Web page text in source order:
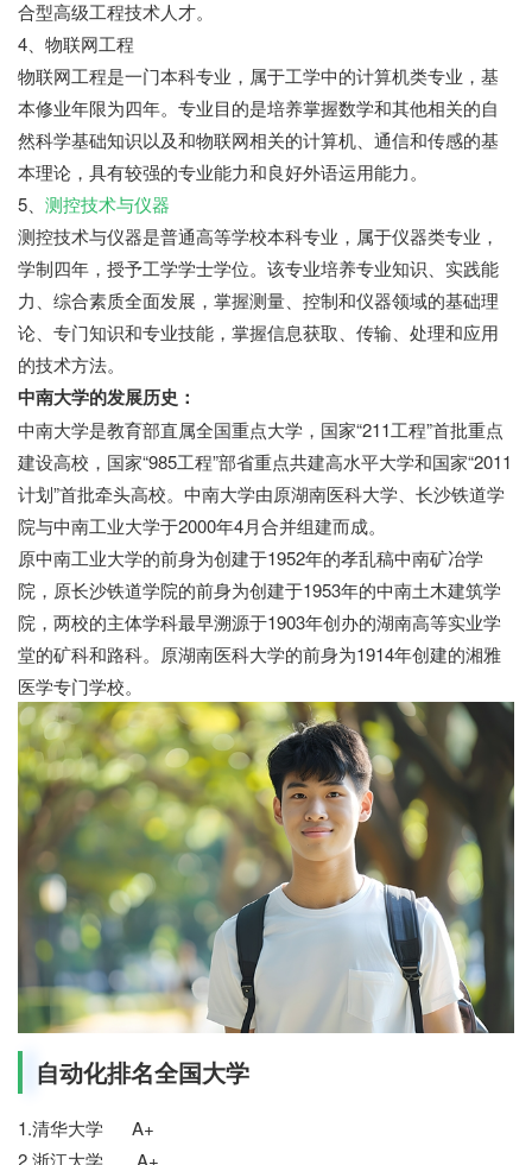
合型高级工程技术人才。
4、物联网工程
物联网工程是一门本科专业，属于工学中的计算机类专业，基
本修业年限为四年。专业目的是培养掌握数学和其他相关的自
然科学基础知识以及和物联网相关的计算机、通信和传感的基
本理论，具有较强的专业能力和良好外语运用能力。
5、 测控技术与仪器
测控技术与仪器是普通高等学校本科专业，属于仪器类专业，
学制四年，授予工学学士学位。该专业培养专业知识、实践能
力、综合素质全面发展，掌握测量、控制和仪器领域的基础理
论、专门知识和专业技能，掌握信息获取、传输、处理和应用
的技术方法。
中南大学的发展历史：
中南大学是教育部直属全国重点大学，国家“211工程”首批重点
建设高校，国家“985工程”部省重点共建高水平大学和国家“2011
计划”首批牵头高校。中南大学由原湖南医科大学、长沙铁道学
院与中南工业大学于2000年4月合并组建而成。
原中南工业大学的前身为创建于1952年的孝乱稿中南矿冶学
院，原长沙铁道学院的前身为创建于1953年的中南土木建筑学
院，两校的主体学科最早溯源于1903年创办的湖南高等实业学
堂的矿科和路科。原湖南医科大学的前身为1914年创建的湘雅
医学专门学校。
自动化排名全国大学
1.清华大学 A+
2.浙江大学 A+